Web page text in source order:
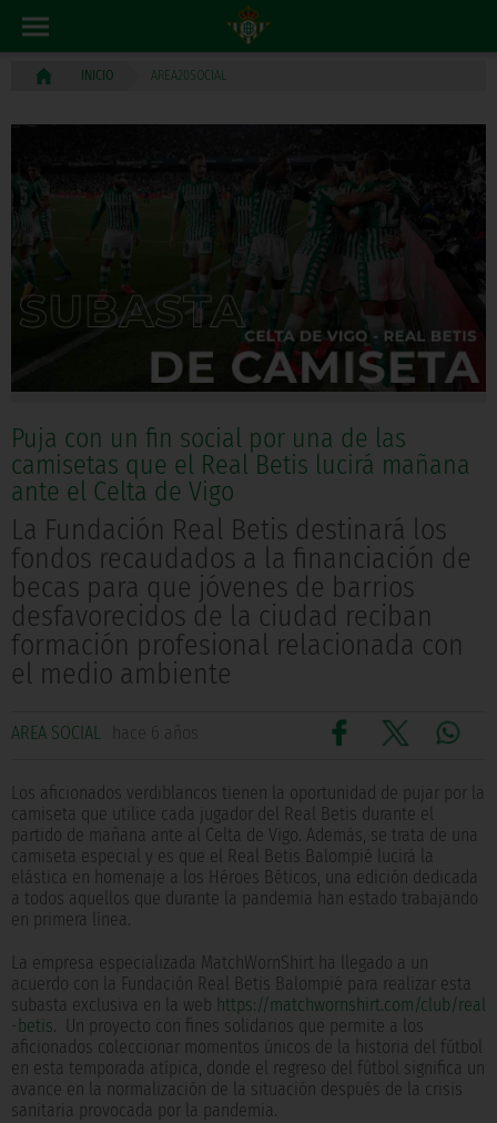
INICIO AREA20SOCIAL
Puja con un fin social por una de las
camisetas que el Real Betis lucirá mañana
ante el Celta de Vigo
La Fundación Real Betis destinará los
fondos recaudados a la financiación de
becas para que jóvenes de barrios
desfavorecidos de la ciudad reciban
formación profesional relacionada con
el medio ambiente
AREA SOCIAL hace 6 años
Los aficionados verdiblancos tienen la oportunidad de pujar por la
camiseta que utilice cada jugador del Real Betis durante el
partido de mañana ante al Celta de Vigo. Además, se trata de una
camiseta especial y es que el Real Betis Balompié lucirá la
elástica en homenaje a los Héroes Béticos, una edición dedicada
a todos aquellos que durante la pandemia han estado trabajando
en primera línea.
La empresa especializada MatchWornShirt ha llegado a un
acuerdo con la Fundación Real Betis Balompié para realizar esta
subasta exclusiva en la web https://matchwornshirt.com/club/real
-betis. Un proyecto con fines solidarios que permite a los
aficionados coleccionar momentos únicos de la historia del fútbol
en esta temporada atípica, donde el regreso del fútbol significa un
avance en la normalización de la situación después de la crisis
sanitaria provocada por la pandemia.